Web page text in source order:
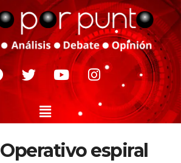
Operativo espiral